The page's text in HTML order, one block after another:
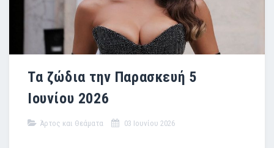
Τα ζώδια την Παρασκευή 5
Ιουνίου 2026
Άρτος και Θεάματα 03 Ιουνίου 2026